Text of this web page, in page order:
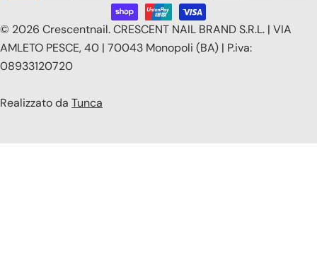
e
/
r
e
© 2026 Crescentnail.CRESCENT NAIL BRAND S.R.L. | VIA
AMLETO PESCE, 40 | 70043 Monopoli (BA) | P.iva:
08933120720
Realizzato da Tunca
pagamento